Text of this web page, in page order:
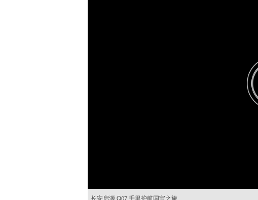
长安启源 Q07 千里护航国宝之旅